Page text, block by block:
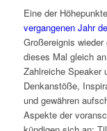
Eine der
vergangenen Jahr
Großereignis
dieses Mal gleich
Zahlreiche Speaker
Denkanstöße,
und gewähren
Aspekte der